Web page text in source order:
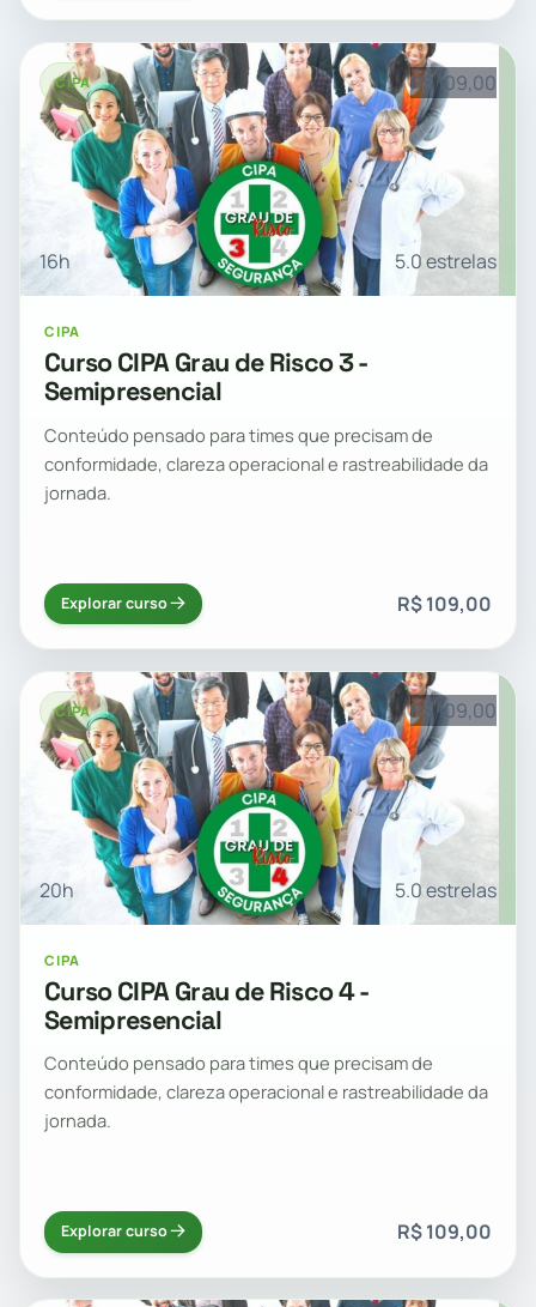
CIPA R$ 109,00
16h 5.0 estrelas
CIPA
Curso CIPA Grau de Risco 3 -
Semipresencial
Conteúdo pensado para times que precisam de
conformidade, clareza operacional e rastreabilidade da
jornada.
Explorar curso R$ 109,00
CIPA R$ 109,00
20h 5.0 estrelas
CIPA
Curso CIPA Grau de Risco 4 -
Semipresencial
Conteúdo pensado para times que precisam de
conformidade, clareza operacional e rastreabilidade da
jornada.
Explorar curso R$ 109,00